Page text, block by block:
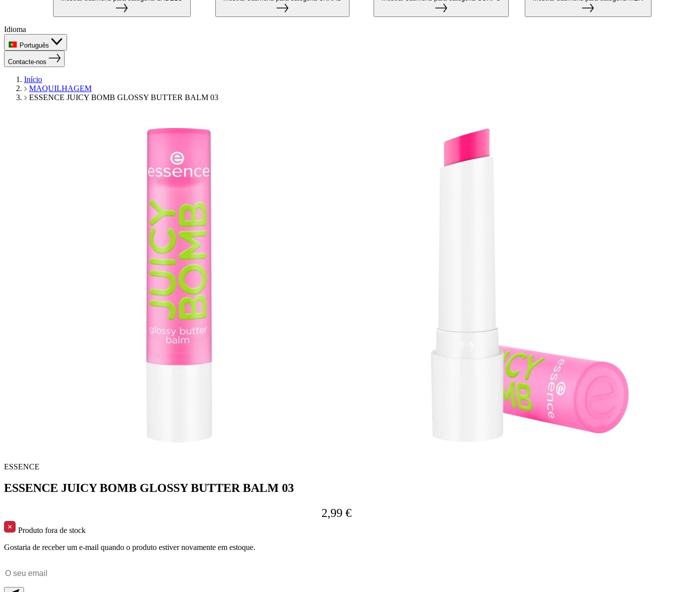
Idioma
Português
Contacte-nos
Início
MAQUILHAGEM
ESSENCE JUICY BOMB GLOSSY BUTTER BALM 03
ESSENCE
ESSENCE JUICY BOMB GLOSSY BUTTER BALM 03
2,99 €
Produto fora de stock
Gostaria de receber um e-mail quando o produto estiver novamente em estoque.